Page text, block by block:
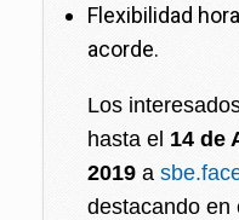
Flexibilidad
acorde.
Los
hasta el 14 de
2019 a
destacando en